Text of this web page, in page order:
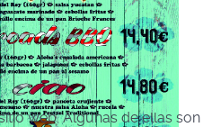
web. Algunas de ellas son